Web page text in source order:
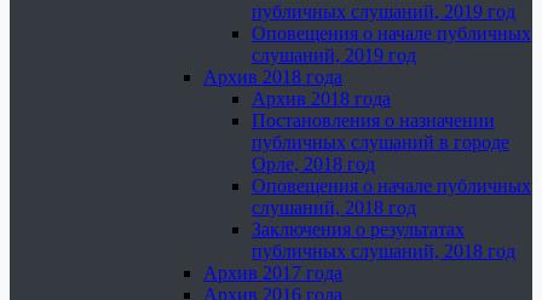
публичных слушаний, 2019 год
Оповещения о начале публичных
слушаний, 2019 год
Архив 2018 года
Архив 2018 года
Постановления о назначении
публичных слушаний в городе
Орле, 2018 год
Оповещения о начале публичных
слушаний, 2018 год
Заключения о результатах
публичных слушаний, 2018 год
Архив 2017 года
Архив 2016 года